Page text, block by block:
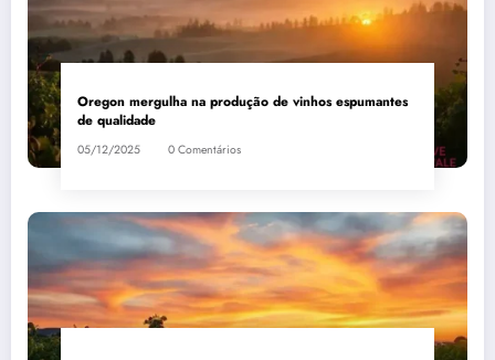
Oregon mergulha na produção de vinhos espumantes
de qualidade
05/12/2025 0 Comentários